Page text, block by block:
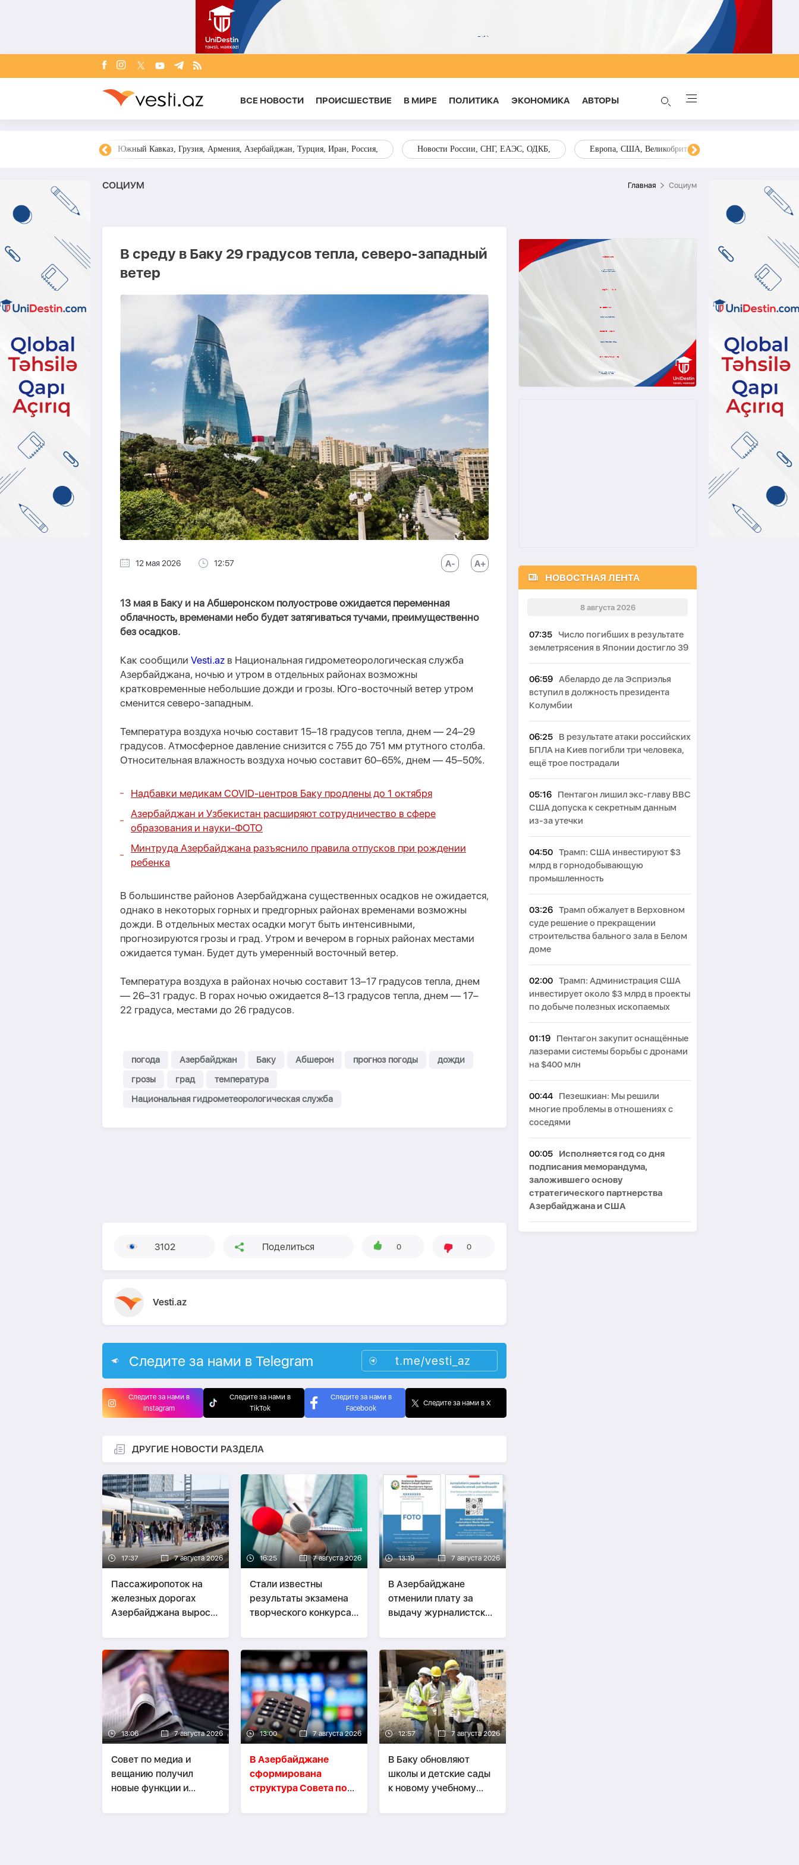
ВСЕ НОВОСТИ ПРОИСШЕСТВИЕ В МИРЕ ПОЛИТИКА ЭКОНОМИКА AВТОРЫ
Южный Кавказ, Грузия, Армения, Азербайджан, Турция, Иран, Россия, Новости России, СНГ, ЕАЭС, ОДКБ, Европа, США, Великобритания, Украина, Запад,
СОЦИУМ Главная Социум
В среду в Баку 29 градусов тепла, северо-западный
ветер
12 мая 2026 12:57
13 мая в Баку и на Абшеронском полуострове ожидается переменная
облачность, временами небо будет затягиваться тучами, преимущественно
без осадков.
Как сообщили Vesti.az в Национальная гидрометеорологическая служба
Азербайджана, ночью и утром в отдельных районах возможны
кратковременные небольшие дожди и грозы. Юго-восточный ветер утром
сменится северо-западным.
Температура воздуха ночью составит 15–18 градусов тепла, днем — 24–29
градусов. Атмосферное давление снизится с 755 до 751 мм ртутного столба.
Относительная влажность воздуха ночью составит 60–65%, днем — 45–50%.
Надбавки медикам COVID-центров Баку продлены до 1 октября
Азербайджан и Узбекистан расширяют сотрудничество в сфере
образования и науки-ФОТО
Минтруда Азербайджана разъяснило правила отпусков при рождении
ребенка
В большинстве районов Азербайджана существенных осадков не ожидается,
однако в некоторых горных и предгорных районах временами возможны
дожди. В отдельных местах осадки могут быть интенсивными,
прогнозируются грозы и град. Утром и вечером в горных районах местами
ожидается туман. Будет дуть умеренный восточный ветер.
Температура воздуха в районах ночью составит 13–17 градусов тепла, днем
— 26–31 градус. В горах ночью ожидается 8–13 градусов тепла, днем — 17–
22 градуса, местами до 26 градусов.
погода Азербайджан Баку Абшерон прогноз погоды
дожди
грозы
град
температура
Национальная гидрометеорологическая служба
3102 Поделиться 0 0
Vesti.az
Следите за нами в Telegram t.me/vesti_az
Следите за нами в
Instagram
Следите за нами в
TikTok
Следите за нами в
Facebook
Следите за нами в X
ДРУГИЕ НОВОСТИ РАЗДЕЛА
17:37 7 августа 2026
Пассажиропоток на
железных дорогах
Азербайджана вырос
16:25 7 августа 2026
Стали известны
результаты экзамена
творческого конкурса
13:19 7 августа 2026
В Азербайджане
отменили плату за
выдачу журналистских
13:06 7 августа 2026
Совет по медиа и
вещанию получил
новые функции и
13:00 7 августа 2026
В Азербайджане
сформирована
структура Совета по
12:57 7 августа 2026
В Баку обновляют
школы и детские сады
к новому учебному
НОВОСТНАЯ ЛЕНТА
8 августа 2026
07:35
Число погибших в результате
землетрясения в Японии достигло 39
06:59 Абелардо де ла Эсприэлья
вступил в должность президента
Колумбии
06:25
В результате атаки российских
БПЛА на Киев погибли три человека,
ещё трое пострадали
05:16
Пентагон лишил экс-главу ВВС
США допуска к секретным данным
из-за утечки
04:50 Трамп: США инвестируют $3
млрд в горнодобывающую
промышленность
03:26 Трамп обжалует в Верховном
суде решение о прекращении
строительства бального зала в Белом
доме
02:00 Трамп: Администрация США
инвестирует около $3 млрд в проекты
по добыче полезных ископаемых
01:19
Пентагон закупит оснащённые
лазерами системы борьбы с дронами
на $400 млн
00:44
Пезешкиан: Мы решили
многие проблемы в отношениях с
соседями
00:05
Исполняется год со дня
подписания меморандума,
заложившего основу
стратегического партнерства
Азербайджана и США